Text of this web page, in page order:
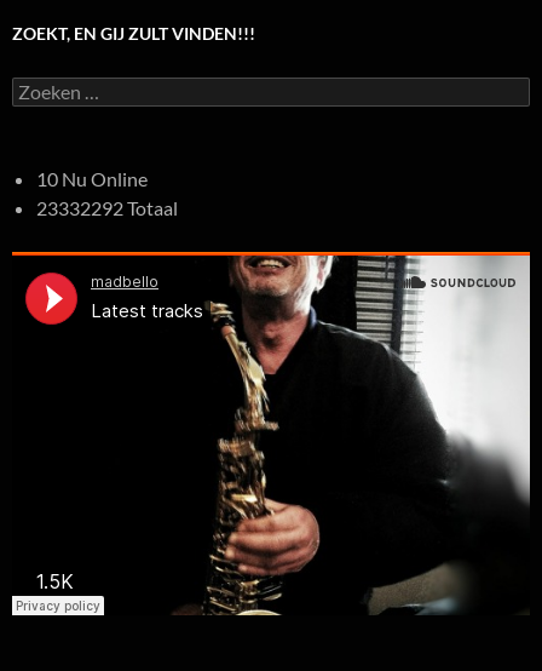
ZOEKT, EN GIJ ZULT VINDEN!!!
Zoeken
naar:
10 Nu Online
23332292 Totaal